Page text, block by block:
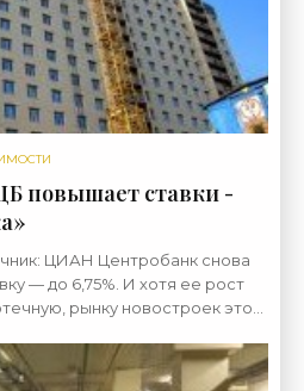
повышает ставки -
ЦИАН Центробанк снова
— до 6,75%. И хотя ее рост
рынку новостроек это